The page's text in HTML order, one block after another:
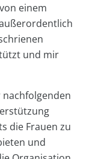
einem
und mir
die Frauen zu
und